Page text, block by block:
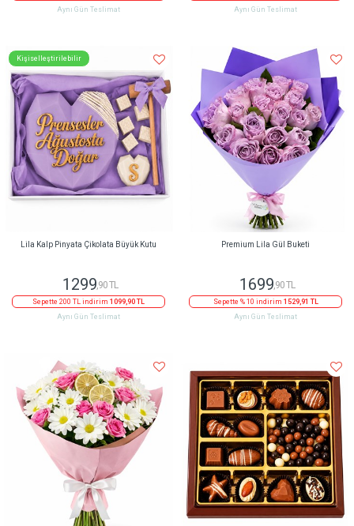
Aynı Gün Teslimat
Aynı Gün Teslimat
Kişiselleştirilebilir
Lila Kalp Pinyata Çikolata Büyük Kutu
1299 ,90 TL
Sepette 200 TL indirim 1099,90 TL
Aynı Gün Teslimat
Premium Lila Gül Buketi
1699 ,90 TL
Sepette % 10 indirim 1529,91 TL
Aynı Gün Teslimat